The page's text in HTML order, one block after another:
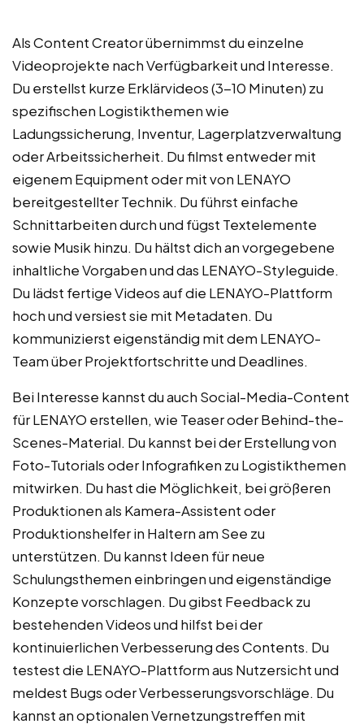
Als Content Creator übernimmst du einzelne
Videoprojekte nach Verfügbarkeit und Interesse.
Du erstellst kurze Erklärvideos (3-10 Minuten) zu
spezifischen Logistikthemen wie
Ladungssicherung, Inventur, Lagerplatzverwaltung
oder Arbeitssicherheit. Du filmst entweder mit
eigenem Equipment oder mit von LENAYO
bereitgestellter Technik. Du führst einfache
Schnittarbeiten durch und fügst Textelemente
sowie Musik hinzu. Du hältst dich an vorgegebene
inhaltliche Vorgaben und das LENAYO-Styleguide.
Du lädst fertige Videos auf die LENAYO-Plattform
hoch und versiest sie mit Metadaten. Du
kommunizierst eigenständig mit dem LENAYO-
Team über Projektfortschritte und Deadlines.
Bei Interesse kannst du auch Social-Media-Content
für LENAYO erstellen, wie Teaser oder Behind-the-
Scenes-Material. Du kannst bei der Erstellung von
Foto-Tutorials oder Infografiken zu Logistikthemen
mitwirken. Du hast die Möglichkeit, bei größeren
Produktionen als Kamera-Assistent oder
Produktionshelfer in Haltern am See zu
unterstützen. Du kannst Ideen für neue
Schulungsthemen einbringen und eigenständige
Konzepte vorschlagen. Du gibst Feedback zu
bestehenden Videos und hilfst bei der
kontinuierlichen Verbesserung des Contents. Du
testest die LENAYO-Plattform aus Nutzersicht und
meldest Bugs oder Verbesserungsvorschläge. Du
kannst an optionalen Vernetzungstreffen mit